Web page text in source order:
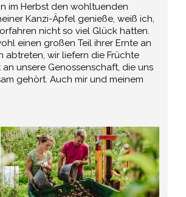
im Herbst den wohltuenden
Kanzi-Äpfel genieße, weiß ich,
nicht so viel Glück hatten.
einen großen Teil ihrer Ernte an
abtreten, wir liefern die Früchte
unsere Genossenschaft, die uns
gehört. Auch mir und meinem